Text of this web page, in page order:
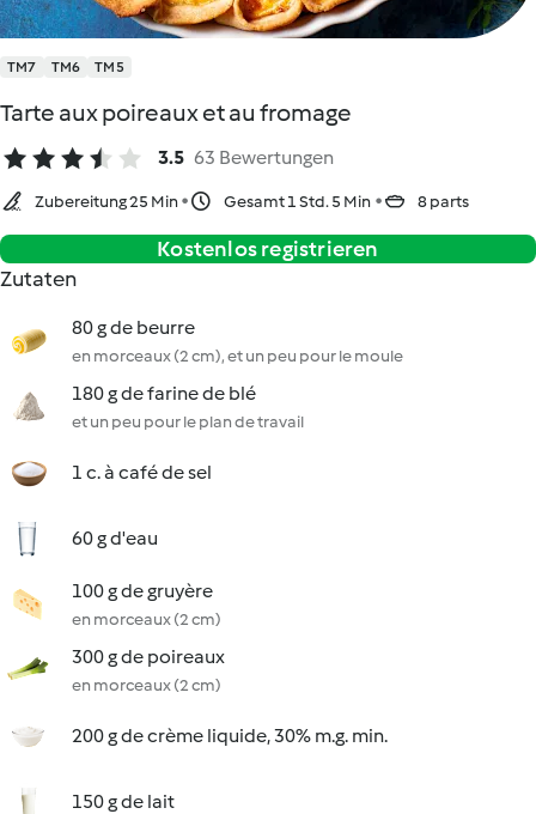
TM7 TM6 TM5
Tarte aux poireaux et au fromage
3.5 63 Bewertungen
Zubereitung 25 Min Gesamt 1 Std. 5 Min 8 parts
Kostenlos registrieren
Zutaten
80 g de beurre
en morceaux (2 cm), et un peu pour le moule
180 g de farine de blé
et un peu pour le plan de travail
1 c. à café de sel
60 g d'eau
100 g de gruyère
en morceaux (2 cm)
300 g de poireaux
en morceaux (2 cm)
200 g de crème liquide, 30% m.g. min.
150 g de lait